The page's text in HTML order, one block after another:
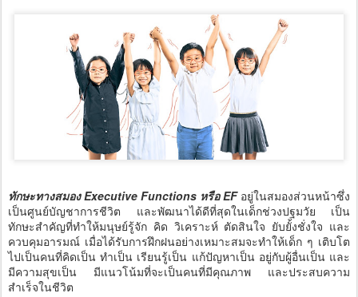
ทักษะทางสมอง Executive Functions หรือ EF อยู่ในสมองส่วนหน้าซึ่ง
เป็นศูนย์บัญชาการชีวิต และพัฒนาได้ดีที่สุดในเด็กช่วงปฐมวัย เป็น
ทักษะสำคัญที่ทำให้มนุษย์รู้จัก คิด วิเคราะห์ ตัดสินใจ ยับยั้งชั่งใจ และ
ควบคุมอารมณ์ เมื่อได้รับการฝึกฝนอย่างเหมาะสมจะทำให้เด็ก ๆ เติบโต
ไปเป็นคนที่คิดเป็น ทำเป็น เรียนรู้เป็น แก้ปัญหาเป็น อยู่กับผู้อื่นเป็น และ
มีความสุขเป็น มีแนวโน้มที่จะเป็นคนที่มีคุณภาพ และประสบความ
สำเร็จในชีวิต